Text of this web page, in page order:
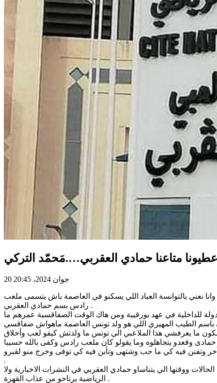
متاعنا حمادي العقربي….مَحمّد التركي
20 جوان 2024، 20:45
نعني بالتوانسة العباد اللي يسكنو في العاصمة باش يتسمى ملعب
رادس بسم حمادي العقربي .
للداخلية في عهد بورقيبة ومن هاك الوقت الصفاقسية عمرهم ما
وتفنن فيه كي ما حب وشتهى وتأبن فيه كي توفى وخرج منو لقبرو
.
ووقتها الي يتناساو حمادي العقربي في النشرات الاخبارية ولا
الرياضية يرتاحو من عذاب القهرة .